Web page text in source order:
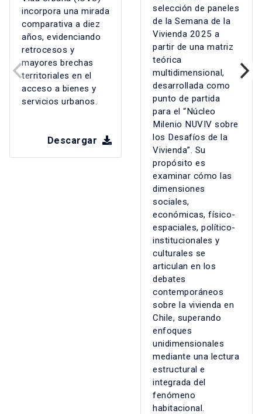
incorpora una mirada
comparativa a diez
años, evidenciando
retrocesos y
mayores brechas
territoriales en el
acceso a bienes y
servicios urbanos.
Descargar
selección de paneles
de la Semana de la
Vivienda 2025 a
partir de una matriz
teórica
multidimensional,
desarrollada como
punto de partida
para el “Núcleo
Milenio NUVIV sobre
los Desafíos de la
Vivienda”. Su
propósito es
examinar cómo las
dimensiones
sociales,
económicas, físico-
espaciales, político-
institucionales y
culturales se
articulan en los
debates
contemporáneos
sobre la vivienda en
Chile, superando
enfoques
unidimensionales
mediante una lectura
estructural e
integrada del
fenómeno
habitacional.